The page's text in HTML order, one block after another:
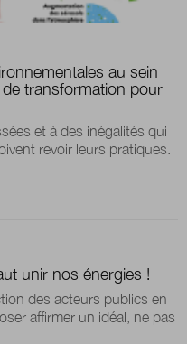
de suivre l'actualité
au sein
transformation pour
et à des inégalités qui
revoir leurs pratiques.
unir nos énergies !
des acteurs publics en
affirmer un idéal, ne pas